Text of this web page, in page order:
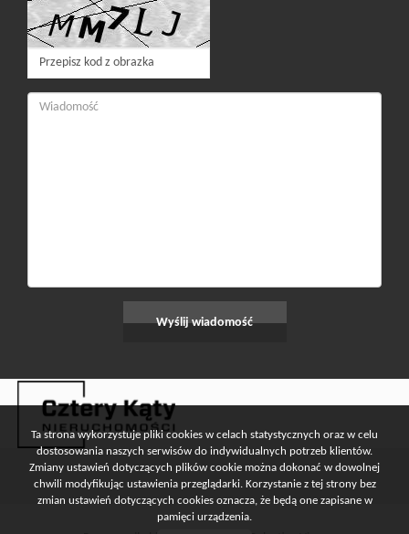
Ta strona wykorzystuje pliki cookies w celach statystycznych oraz w celu
dostosowania naszych serwisów do indywidualnych potrzeb klientów.
Zmiany ustawień dotyczących plików cookie można dokonać w dowolnej
chwili modyfikując ustawienia przeglądarki. Korzystanie z tej strony bez
zmian ustawień dotyczących cookies oznacza, że będą one zapisane w
pamięci urządzenia.